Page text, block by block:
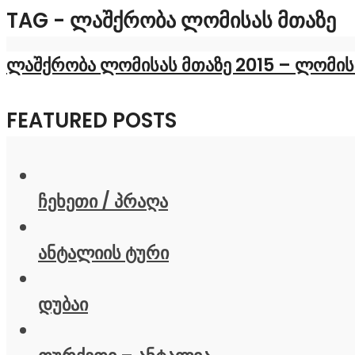
TAG - ᲚᲐᲨᲥᲠᲝᲑᲐ ᲚᲝᲛᲘᲡᲐᲡ ᲛᲗᲐᲖᲔ
ლაშქრობა ლომისას მთაზე 2015 –
FEATURED POSTS
ჩეხეთი / პრაღა
ანტალიის ტური
დუბაი